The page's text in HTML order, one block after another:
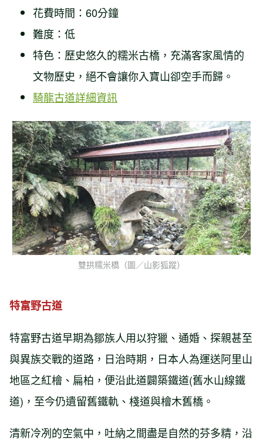
花費時間：60分鐘
難度：低
特色：歷史悠久的糯米古橋，充滿客家風情的
文物歷史，絕不會讓你入寶山卻空手而歸。
騎龍古道詳細資訊
雙拱糯米橋（圖／山影狐蹤）
特富野古道
特富野古道早期為鄒族人用以狩獵、通婚、探親甚至
與異族交戰的道路，日治時期，日本人為運送阿里山
地區之紅檜、扁柏，便沿此道闢築鐵道(舊水山線鐵
道)，至今仍遺留舊鐵軌、棧道與檜木舊橋。
清新冷冽的空氣中，吐納之間盡是自然的芬多精，沿